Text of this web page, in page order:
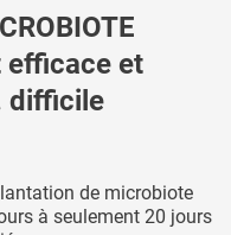
efficace et
difficile
de microbiote
à seulement 20 jours